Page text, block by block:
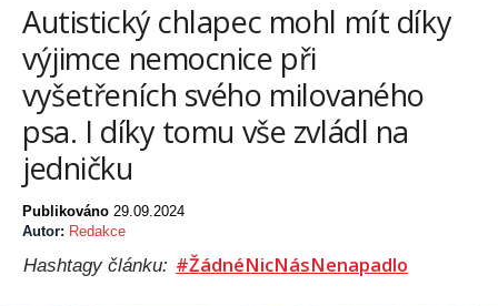
Autistický chlapec mohl mít díky
výjimce nemocnice při
vyšetřeních svého milovaného
psa. I díky tomu vše zvládl na
jedničku
Publikováno 29.09.2024
Autor: Redakce
Hashtagy článku: #ŽádnéNicNásNenapadlo